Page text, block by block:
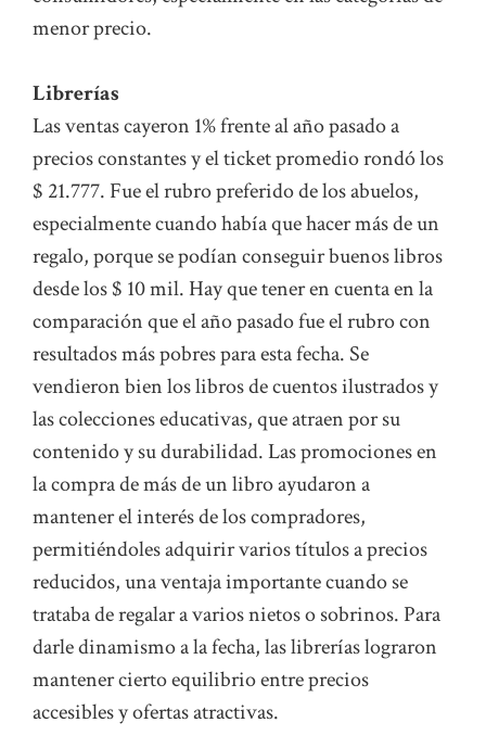
menor precio.
Librerías
Las ventas cayeron 1% frente al año pasado a
precios constantes y el ticket promedio rondó los
$ 21.777. Fue el rubro preferido de los abuelos,
especialmente cuando había que hacer más de un
regalo, porque se podían conseguir buenos libros
desde los $ 10 mil. Hay que tener en cuenta en la
comparación que el año pasado fue el rubro con
resultados más pobres para esta fecha. Se
vendieron bien los libros de cuentos ilustrados y
las colecciones educativas, que atraen por su
contenido y su durabilidad. Las promociones en
la compra de más de un libro ayudaron a
mantener el interés de los compradores,
permitiéndoles adquirir varios títulos a precios
reducidos, una ventaja importante cuando se
trataba de regalar a varios nietos o sobrinos. Para
darle dinamismo a la fecha, las librerías lograron
mantener cierto equilibrio entre precios
accesibles y ofertas atractivas.